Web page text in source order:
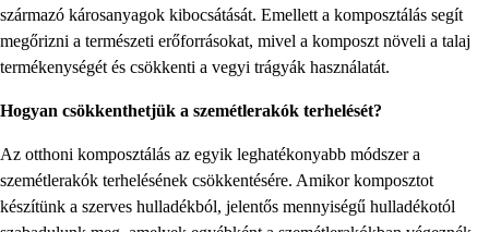
származó károsanyagok kibocsátását. Emellett a komposztálás segít
megőrizni a természeti erőforrásokat, mivel a komposzt növeli a talaj
termékenységét és csökkenti a vegyi trágyák használatát.
Hogyan csökkenthetjük a szemétlerakók terhelését?
Az otthoni komposztálás az egyik leghatékonyabb módszer a
szemétlerakók terhelésének csökkentésére. Amikor komposztot
készítünk a szerves hulladékból, jelentős mennyiségű hulladékotól